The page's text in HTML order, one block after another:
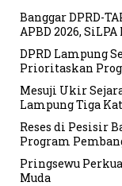
Banggar DPRD-
APBD 2026,
DPRD Lampung
Prioritaskan
Mesuji Ukir
Lampung Tiga
Reses di Pesisir
Program
Pringsewu
Muda